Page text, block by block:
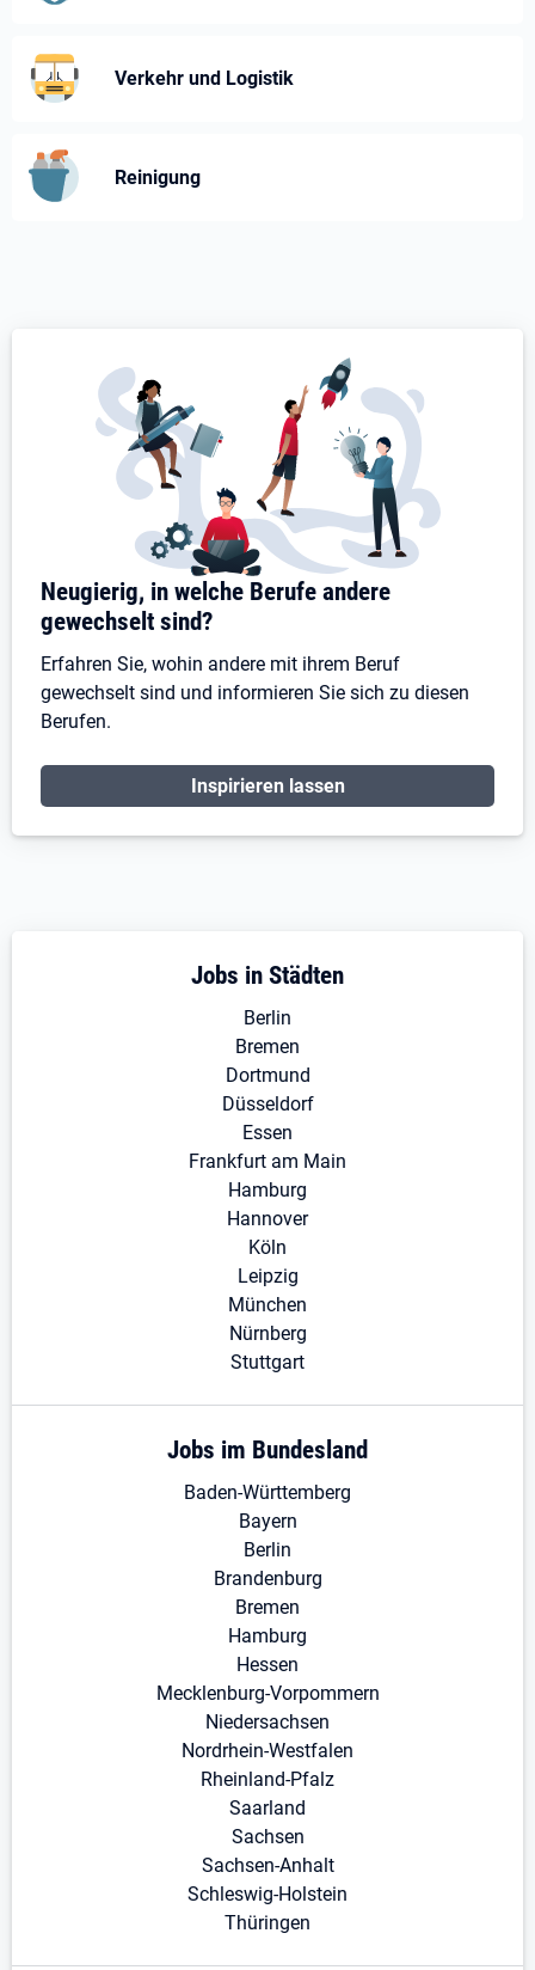
Verkehr und Logistik
Reinigung
Neugierig, in welche Berufe andere
gewechselt sind?
Erfahren Sie, wohin andere mit ihrem Beruf
gewechselt sind und informieren Sie sich zu diesen
Berufen.
Inspirieren lassen
Jobs in Städten
Berlin
Bremen
Dortmund
Düsseldorf
Essen
Frankfurt am Main
Hamburg
Hannover
Köln
Leipzig
München
Nürnberg
Stuttgart
Jobs im Bundesland
Baden-Württemberg
Bayern
Berlin
Brandenburg
Bremen
Hamburg
Hessen
Mecklenburg-Vorpommern
Niedersachsen
Nordrhein-Westfalen
Rheinland-Pfalz
Saarland
Sachsen
Sachsen-Anhalt
Schleswig-Holstein
Thüringen